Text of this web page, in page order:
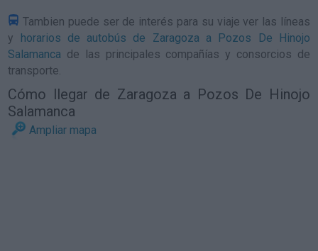
Tambien puede ser de interés para su viaje ver las líneas
y horarios de autobús de Zaragoza a Pozos De Hinojo
Salamanca de las principales compañías y consorcios de
transporte.
Cómo llegar de Zaragoza a Pozos De Hinojo
Salamanca
Ampliar mapa